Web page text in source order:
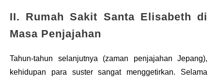
II. Rumah Sakit Santa Elisabeth di
Masa Penjajahan
Tahun-tahun selanjutnya (zaman penjajahan Jepang),
kehidupan para suster sangat menggetirkan. Selama